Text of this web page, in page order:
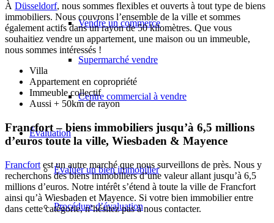
Vendre un commerce
Supermarché vendre
Centre commercial à vendre
Évaluation
Évaluer un bien immobilier
Procédure d’évaluation
À Düsseldorf, nous sommes flexibles et ouverts à tout type de biens
immobiliers. Nous couvrons l’ensemble de la ville et sommes
également actifs dans un rayon de 50 kilomètres. Que vous
souhaitiez vendre un appartement, une maison ou un immeuble,
nous sommes intéressés !
Villa
Appartement en copropriété
Immeuble collectif
Aussi + 50km de rayon
Francfort – biens immobiliers jusqu’à 6,5 millions
d’euros toute la ville, Wiesbaden & Mayence
Francfort est un autre marché que nous surveillons de près. Nous y
recherchons des biens immobiliers d’une valeur allant jusqu’à 6,5
millions d’euros. Notre intérêt s’étend à toute la ville de Francfort
ainsi qu’à Wiesbaden et Mayence. Si votre bien immobilier entre
dans cette catégorie, n’hésitez pas à nous contacter.